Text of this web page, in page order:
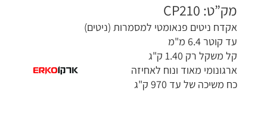
מק”ט: CP210
אקדח ניטים פנאומטי למסמרות (ניטים)
עד קוטר 6.4 מ"מ
קל משקל רק 1.40 ק"ג
ארגונומי מאוד ונוח לאחיזה
כח משיכה של עד 970 ק"ג